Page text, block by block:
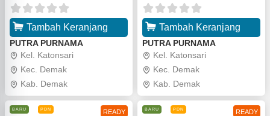
Tambah Keranjang
PUTRA PURNAMA
Kel. Katonsari
Kec. Demak
Kab. Demak
Tambah Keranjang
PUTRA PURNAMA
Kel. Katonsari
Kec. Demak
Kab. Demak
READY
BARU PDN READY
BARU PDN